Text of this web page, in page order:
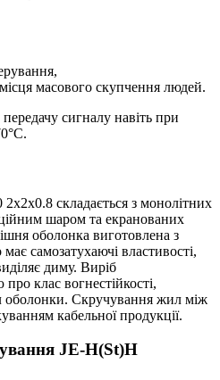
масового скупчення людей.
сигналу навіть при
складається з монолітних
шаром та екранованих
оболонка виготовлена з
самозатухаючі властивості,
диму. Виріб
клас вогнестійкості,
оболонки. Скручування жил між
кабельної продукції.
JE-H(St)H